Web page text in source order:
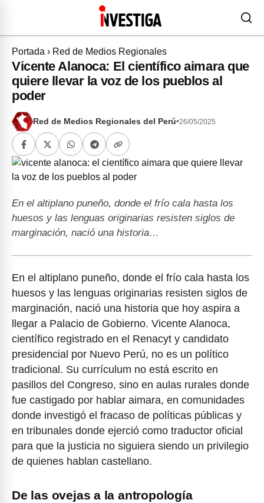
Portada › Red de Medios Regionales
Vicente Alanoca: El científico aimara que
quiere llevar la voz de los pueblos al
poder
Red de Medios Regionales del Perú•26/05/2025
En el altiplano puneño, donde el frío cala hasta los
huesos y las lenguas originarias resisten siglos de
marginación, nació una historia…
En el altiplano puneño, donde el frío cala hasta los
huesos y las lenguas originarias resisten siglos de
marginación, nació una historia que hoy aspira a
llegar a Palacio de Gobierno. Vicente Alanoca,
científico registrado en el Renacyt y candidato
presidencial por Nuevo Perú, no es un político
tradicional. Su currículum no está escrito en
pasillos del Congreso, sino en aulas rurales donde
fue castigado por hablar aimara, en comunidades
donde investigó el fracaso de políticas públicas y
en tribunales donde ejerció como traductor oficial
para que la justicia no siguiera siendo un privilegio
de quienes hablan castellano.
De las ovejas a la antropología